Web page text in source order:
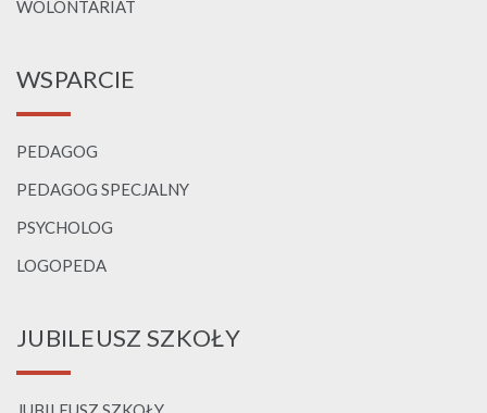
WOLONTARIAT
WSPARCIE
PEDAGOG
PEDAGOG SPECJALNY
PSYCHOLOG
LOGOPEDA
JUBILEUSZ SZKOŁY